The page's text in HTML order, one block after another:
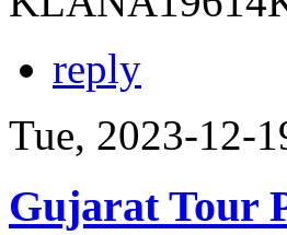
reply
Tue, 2023-12-
Gujarat Tour